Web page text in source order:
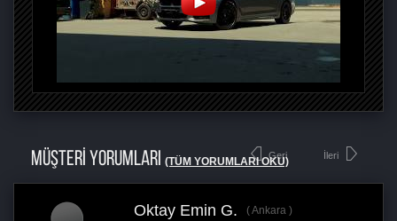
MÜŞTERİ YORUMLARI (TÜM YORUMLARI OKU)
Geri
Oktay Emin G.
Ankara
İleri